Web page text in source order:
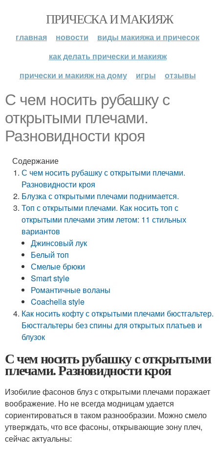
ПРИЧЕСКА И МАКИЯЖ
главная новости
виды макияжа и причесок
как делать прически и макияж
прически и макияж на дому
игры отзывы
С чем носить рубашку с
открытыми плечами.
Разновидности кроя
Содержание
С чем носить рубашку с открытыми плечами.
Разновидности кроя
Блузка с открытыми плечами поднимается.
Топ с открытыми плечами. Как носить топ с
открытыми плечами этим летом: 11 стильных
вариантов
Джинсовый лук
Белый топ
Смелые брюки
Smart style
Романтичные воланы
Coachella style
Как носить кофту с открытыми плечами бюстгальтер.
Бюстгальтеры без спины для открытых платьев и
блузок
С чем носить рубашку с открытыми
плечами. Разновидности кроя
Изобилие фасонов блуз с открытыми плечами поражает
воображение. Но не всегда модницам удается
сориентироваться в таком разнообразии. Можно смело
утверждать, что все фасоны, открывающие зону плеч,
сейчас актуальны: